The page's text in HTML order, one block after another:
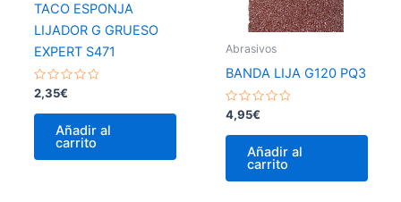
TACO ESPONJA
LIJADOR G GRUESO
EXPERT S471
Valorado
con
0
2,35€
Añadir al
carrito
Abrasivos
BANDA LIJA G120 PQ3
Valorado
con
0
4,95€
Añadir al
carrito